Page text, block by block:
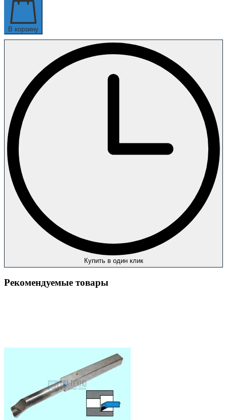
В корзину
Купить в один клик
Рекомендуемые товары